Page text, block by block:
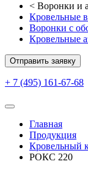
< Воронки и
Кровельные
Воронки с
Кровельные
Отправить заявку
+ 7 (495) 161-67-68
Главная
Продукция
Кровельный
РОКС 220